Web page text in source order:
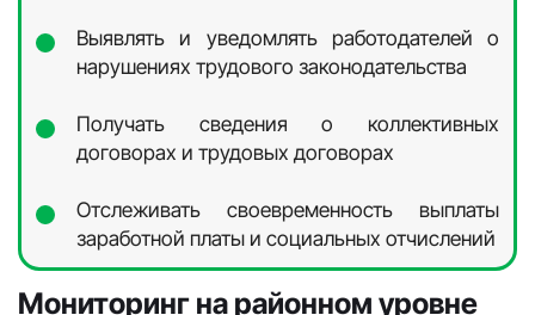
Выявлять и уведомлять работодателей о
нарушениях трудового законодательства
Получать сведения о коллективных
договорах и трудовых договорах
Отслеживать своевременность выплаты
заработной платы и социальных отчислений
Мониторинг на районном уровне